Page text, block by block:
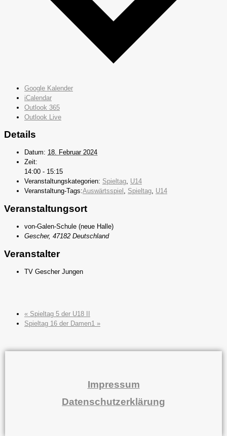
Google Kalender
iCalendar
Outlook 365
Outlook Live
Details
Datum: 18. Februar 2024
Zeit:
14:00 - 15:15
Veranstaltungskategorien: Spieltag, U14
Veranstaltung-Tags:Auswärtsspiel , Spieltag, U14
Veranstaltungsort
von-Galen-Schule (neue Halle)
Gescher, 47182 Deutschland
Veranstalter
TV Gescher Jungen
« Spieltag 5 der U18 II
Spieltag 16 der Damen1 »
Impressum
Datenschutzerklärung